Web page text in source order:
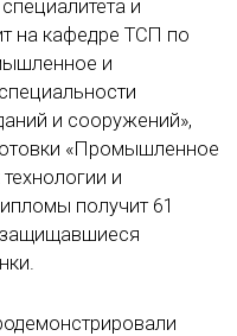
и
на кафедре ТСП по
и
и сооружений»,
«Промышленное
и
получит 61